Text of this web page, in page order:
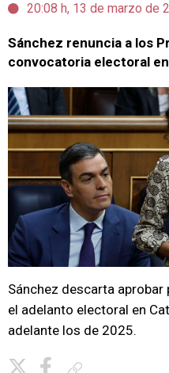
20:08 h, 13 de marzo de
Sánchez renuncia a los
convocatoria electoral
Sánchez descarta
el adelanto electoral en
adelante los de 2025.